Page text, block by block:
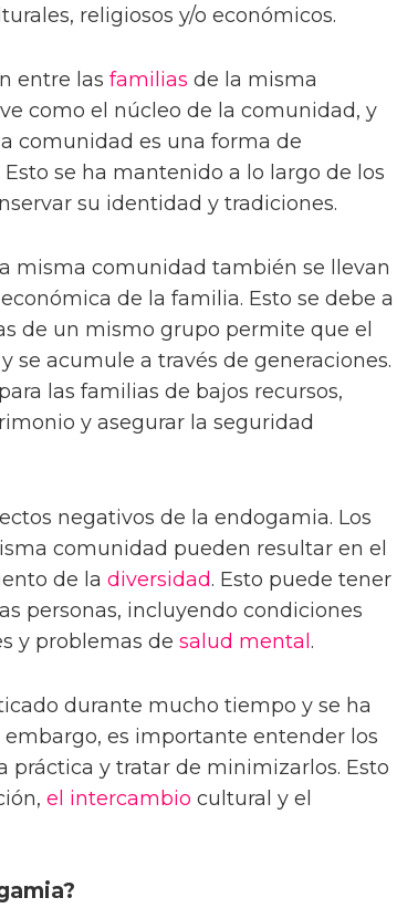
religiosos y/o económicos.
entre las familias de la misma
como el núcleo de la comunidad, y
comunidad es una forma de
se ha mantenido a lo largo de los
su identidad y tradiciones.
misma comunidad también se llevan
económica de la familia. Esto se debe a
de un mismo grupo permite que el
se acumule a través de generaciones.
las familias de bajos recursos,
y asegurar la seguridad
negativos de la endogamia. Los
comunidad pueden resultar en el
de la diversidad. Esto puede tener
personas, incluyendo condiciones
y problemas de salud mental .
durante mucho tiempo y se ha
embargo, es importante entender los
práctica y tratar de minimizarlos. Esto
el intercambio cultural y el